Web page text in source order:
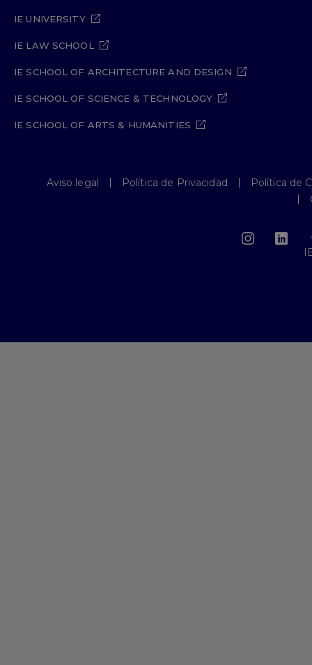
IE UNIVERSITY
IE LAW SCHOOL
IE SCHOOL OF ARCHITECTURE AND DESIGN
IE SCHOOL OF SCIENCE & TECHNOLOGY
IE SCHOOL OF ARTS & HUMANITIES
Aviso legal Política de Privacidad
Política de